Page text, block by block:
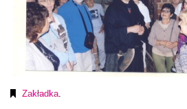
Zakładka.